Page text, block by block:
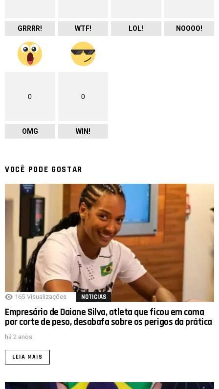
GRRRR! WTF! LOL! NOOOO!
0
OMG
0
WIN!
VOCÊ PODE GOSTAR
165 Visualizações NOTICIAS
Empresário de Daiane Silva, atleta que ficou em coma
por corte de peso, desabafa sobre os perigos da prática
há 2 anos
LEIA MAIS